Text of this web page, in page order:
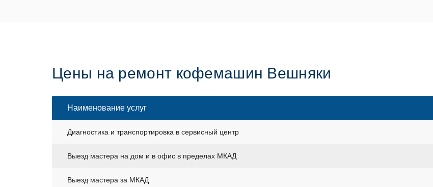
Цены на ремонт кофемашин Вешняки
Наименование услуг
Диагностика и транспортировка в сервисный центр
Выезд мастера на дом и в офис в пределах МКАД
Выезд мастера за МКАД